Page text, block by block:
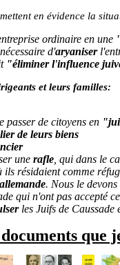
en évidence la
ordinaire en une
d'aryaniser
"éliminer l'influence
et leurs familles:
passer de citoyens en
de leurs biens
une rafle, qui dans le
ils résidaient comme
. Nous le
qui n'ont pas accepté
les Juifs de Caussade
que